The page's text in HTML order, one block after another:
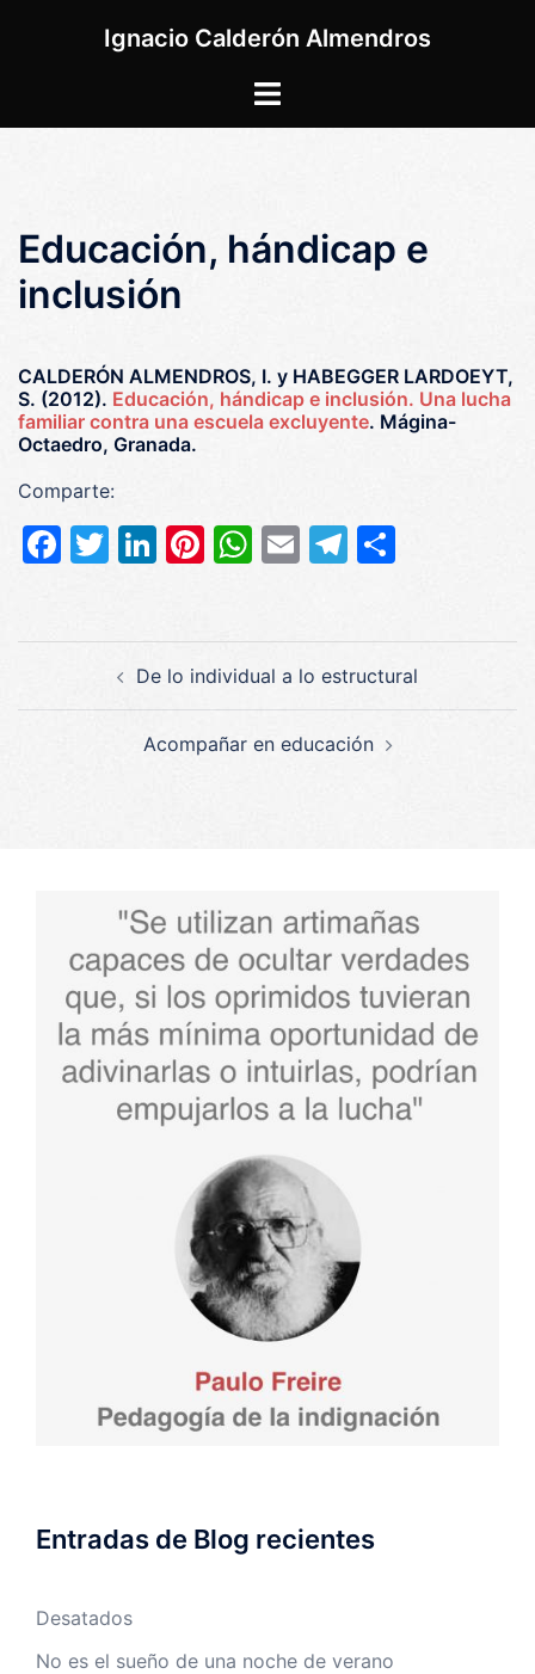
Ignacio Calderón Almendros
Alternar
Educación, hándicap e
inclusión
CALDERÓN ALMENDROS, I. y HABEGGER LARDOEYT,
S. (2012). Educación, hándicap e inclusión. Una lucha
familiar contra una escuela excluyente. Mágina-
Octaedro, Granada.
Comparte:
Facebook
Twitter
LinkedIn
Pinterest
WhatsApp
EmailTelegram
De lo individual a lo estructural
Acompañar en educación
Entradas de Blog recientes
Desatados
No es el sueño de una noche de verano